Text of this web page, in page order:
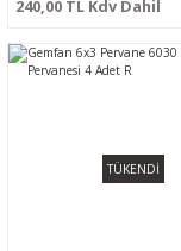
240,00 TL Kdv Dahil
TÜKENDİ